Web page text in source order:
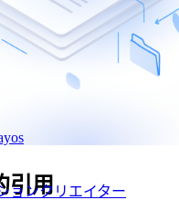
ョンクリエイター
引用